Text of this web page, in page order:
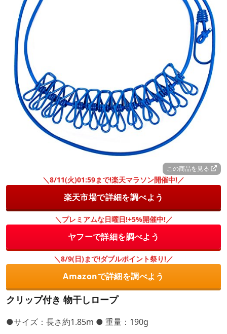
この商品を見る
＼8/11(火)01:59まで!楽天マラソン開催中!／
楽天市場で詳細を調べよう
＼プレミアムな日曜日!+5%開催中!／
ヤフーで詳細を調べよう
＼8/9(日)まで!ダブルポイント祭り!／
Amazonで詳細を調べよう
クリップ付き 物干しロープ
●サイズ：長さ約1.85m ● 重量：190g